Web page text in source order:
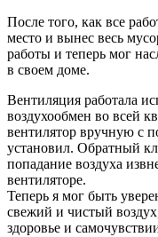
После того, как все
место и вынес весь
работы и теперь мог
в своем доме.
Вентиляция работала
воздухообмен во всей
вентилятор вручную с
установил. Обратный
попадание воздуха
вентиляторе.
Теперь я мог быть
свежий и чистый
здоровье и